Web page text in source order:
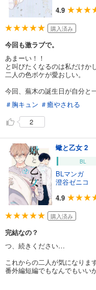
4.9
購入済み
今回も激ラブで。
あまーい！！
と叫びたくなるのは私だけかし
二人の色ボケが愛おしい。
今回、蕪木の誕生日が自分と
＃胸キュン ＃癒やされる
2
蠍と乙女 2
BL
BLマンガ
澄谷ゼニコ
4.9
購入済み
完結なの？
つ、続きください…
これからの二人が気になりま
番外編短編でもなんでもいい